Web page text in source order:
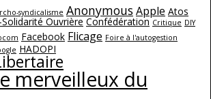
syndicalisme AnonymousApple Atos
Ouvrière Confédération Critique DIY
Facebook Flicage Foire à l'autogestion
HADOPI
merveilleux du